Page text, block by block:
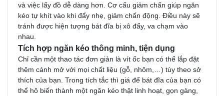
và việc lấy đồ dễ dàng hơn. Cơ cấu giảm chấn giúp ngăn
kéo tự khít vào khi đẩy nhẹ, giảm chấn động. Điều này sẽ
tránh được hiện tượng bát đĩa bị xô đẩy, va chạm vào
nhau.
Tích hợp ngăn kéo thông minh, tiện dụng
Chỉ cần một thao tác đơn giản là vít ốc bạn có thể lắp đặt
thêm cánh mở với mọi chất liệu (gỗ, nhôm,…) tùy theo sở
thích của bạn. Trong tích tắc thì giá để bát đĩa của bạn có
thể hô biến thành một ngăn kéo thật linh hoạt, gọn gàng,